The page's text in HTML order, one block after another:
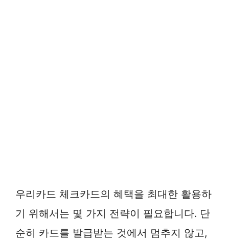
우리카드 체크카드의 혜택을 최대한 활용하
기 위해서는 몇 가지 전략이 필요합니다. 단
순히 카드를 발급받는 것에서 멈추지 않고,